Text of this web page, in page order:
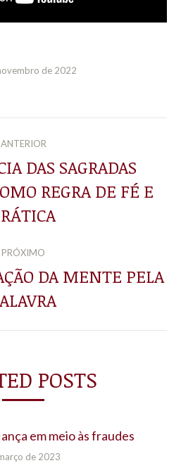
de 2022
ANTERIOR
Post
anterior:
DAS SAGRADAS
REGRA DE FÉ E
PRÓXIMO
Próximo
post:
DA MENTE PELA
POSTS
em meio às fraudes
de 2023